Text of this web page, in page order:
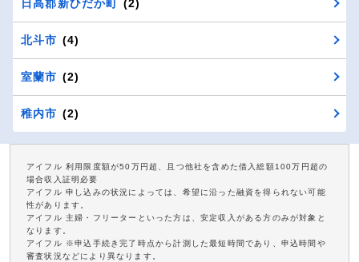
日高郡新ひだか町 (2)
北斗市 (4)
室蘭市 (2)
稚内市 (2)
アイフル 利用限度額が50万円超、且つ他社を含めた借入総額100万円超の
場合収入証明必要
アイフル 申し込みの状況によっては、希望に沿った融資を得られない可能
性があります。
アイフル 主婦・フリーターといった方は、安定収入がある方のみが対象と
なります。
アイフル ※申込手続き完了時点から計測した最短時間であり、申込時間や
審査状況などにより異なります。